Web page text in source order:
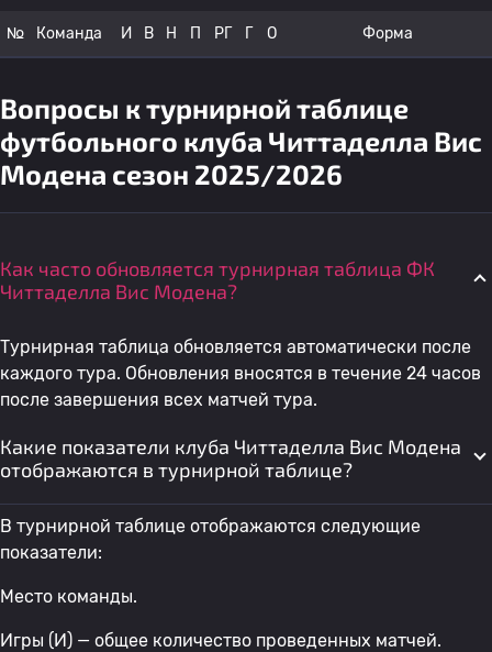
№ Команда И В Н П РГ Г О Форма
Вопросы к турнирной таблице
футбольного клуба Читтаделла Вис
Модена сезон 2025/2026
Как часто обновляется турнирная таблица ФК
Читтаделла Вис Модена?
Турнирная таблица обновляется автоматически после
каждого тура. Обновления вносятся в течение 24 часов
после завершения всех матчей тура.
Какие показатели клуба Читтаделла Вис Модена
отображаются в турнирной таблице?
В турнирной таблице отображаются следующие
показатели:
Место команды.
Игры (И) — общее количество проведенных матчей.